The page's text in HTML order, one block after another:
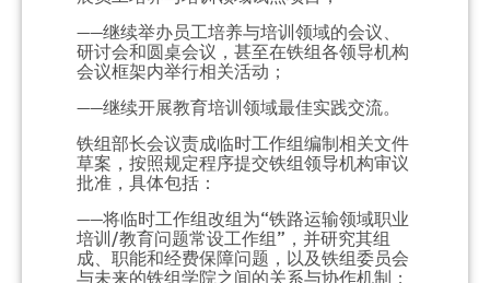
——继续举办员工培养与培训领域的会议、
研讨会和圆桌会议，甚至在铁组各领导机构
会议框架内举行相关活动；
——继续开展教育培训领域最佳实践交流。
铁组部长会议责成临时工作组编制相关文件
草案，按照规定程序提交铁组领导机构审议
批准，具体包括：
——将临时工作组改组为“铁路运输领域职业
培训/教育问题常设工作组”，并研究其组
成、职能和经费保障问题，以及铁组委员会
与未来的铁组学院之间的关系与协作机制；